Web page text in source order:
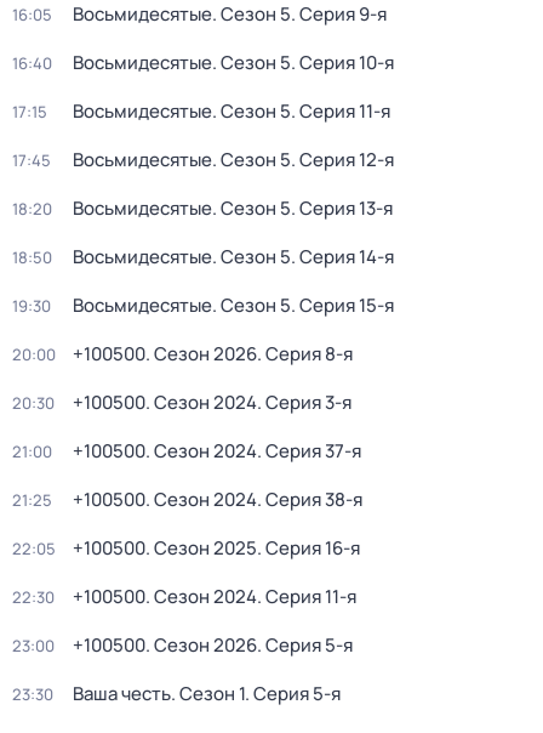
16:05 Восьмидесятые. Сезон 5. Серия 9-я
16:40 Восьмидесятые. Сезон 5. Серия 10-я
17:15 Восьмидесятые. Сезон 5. Серия 11-я
17:45 Восьмидесятые. Сезон 5. Серия 12-я
18:20 Восьмидесятые. Сезон 5. Серия 13-я
18:50 Восьмидесятые. Сезон 5. Серия 14-я
19:30 Восьмидесятые. Сезон 5. Серия 15-я
20:00 +100500. Сезон 2026. Серия 8-я
20:30 +100500. Сезон 2024. Серия 3-я
21:00 +100500. Сезон 2024. Серия 37-я
21:25 +100500. Сезон 2024. Серия 38-я
22:05 +100500. Сезон 2025. Серия 16-я
22:30 +100500. Сезон 2024. Серия 11-я
23:00 +100500. Сезон 2026. Серия 5-я
23:30 Ваша честь. Сезон 1. Серия 5-я